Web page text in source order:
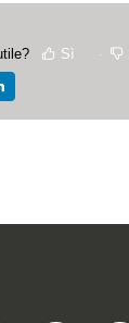
Sì